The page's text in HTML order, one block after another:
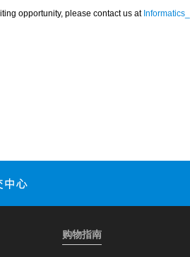
购物指南